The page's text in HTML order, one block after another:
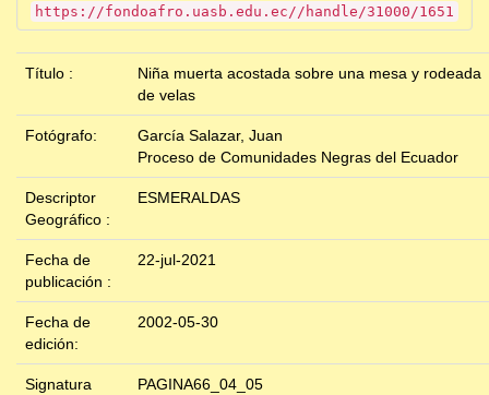
https://fondoafro.uasb.edu.ec//handle/31000/1651
Título :
Niña muerta acostada sobre una mesa y rodeada
de velas
Fotógrafo:
García Salazar, Juan
Proceso de Comunidades Negras del Ecuador
Descriptor
Geográfico :
ESMERALDAS
Fecha de
publicación :
22-jul-2021
Fecha de
edición:
2002-05-30
Signatura
PAGINA66_04_05